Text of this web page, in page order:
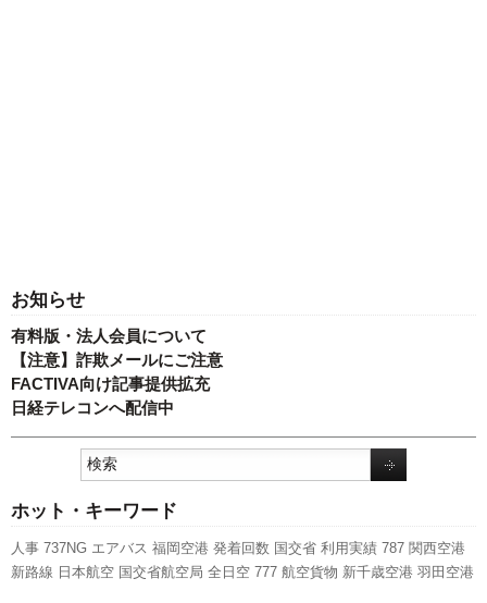
お知らせ
有料版・法人会員について
【注意】詐欺メールにご注意
FACTIVA向け記事提供拡充
日経テレコンへ配信中
ホット・キーワード
人事 737NG エアバス 福岡空港 発着回数 国交省 利用実績 787 関西空港
新路線 日本航空 国交省航空局 全日空 777 航空貨物 新千歳空港 羽田空港